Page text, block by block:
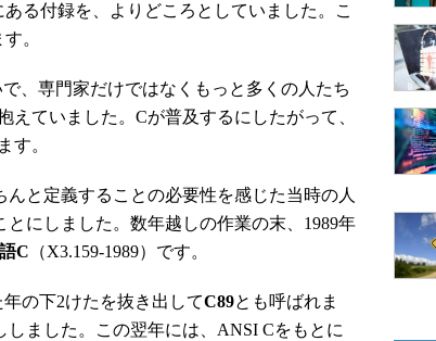
ある付録を、よりどころとしていました。こ
。
、専門家だけではなくもっと多くの人たち
ていました。Cが普及するにしたがって、
す。
と定義することの必要性を感じた当時の人
にしました。数年越しの作業の末、1989年
C （X3.159-1989）です。
の下2けたを抜き出してC89とも呼ばれま
ました。この翌年には、ANSI Cをもとに